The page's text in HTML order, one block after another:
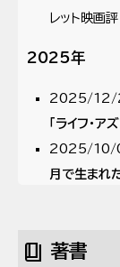
レット映画評
2025年
2025/12/
「ライフ・ア
2025/10/04
月で生まれた
2025/08/29
book_4 著書